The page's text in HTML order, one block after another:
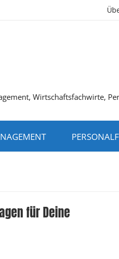
Wirtschaftsfachwirte,
für Deine